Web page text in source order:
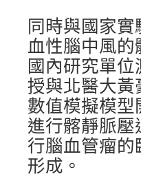
同時與國家
血性腦中風
國內研究單
授與北醫大黃
數值模擬模
進行髂靜脈
行腦血管瘤
形成。